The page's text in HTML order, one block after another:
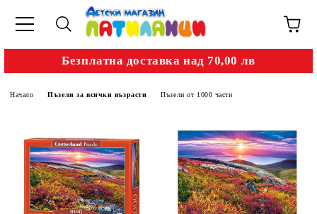
Безплатна доставка над 70,00 лв
Начало Пъзели за всички възрасти Пъзели от 1000 части